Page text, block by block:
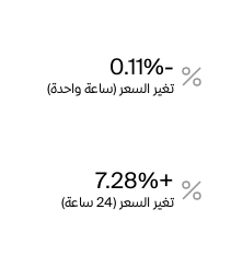
-0.11%
تغير السعر (ساعة واحدة)
+7.28%
تغير السعر (24 ساعة)